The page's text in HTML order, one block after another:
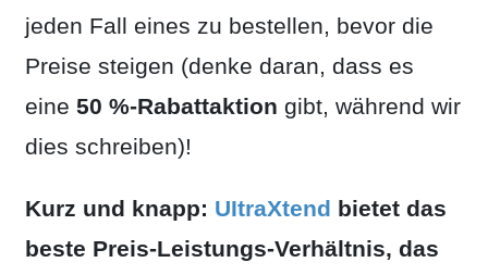
jeden Fall eines zu bestellen, bevor die
Preise steigen (denke daran, dass es
eine 50 %-Rabattaktion gibt, während wir
dies schreiben)!
Kurz und knapp: UItraXtend bietet das
beste Preis-Leistungs-Verhältnis, das